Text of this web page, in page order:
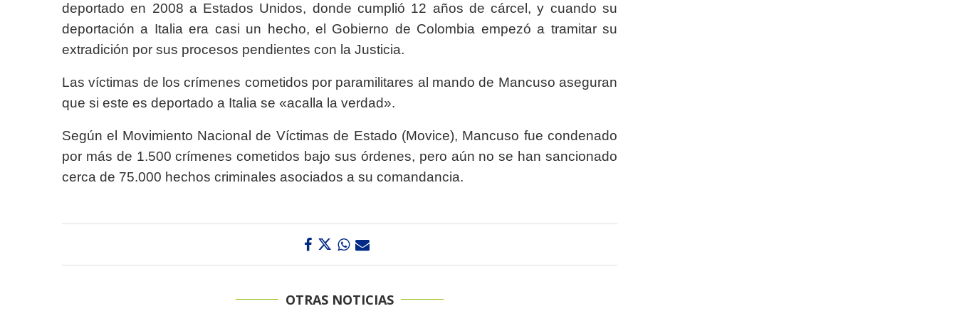
deportado en 2008 a Estados Unidos, donde cumplió 12 años de cárcel, y cuando su
deportación a Italia era casi un hecho, el Gobierno de Colombia empezó a tramitar su
extradición por sus procesos pendientes con la Justicia.
Las víctimas de los crímenes cometidos por paramilitares al mando de Mancuso aseguran
que si este es deportado a Italia se «acalla la verdad».
Según el Movimiento Nacional de Víctimas de Estado (Movice), Mancuso fue condenado
por más de 1.500 crímenes cometidos bajo sus órdenes, pero aún no se han sancionado
cerca de 75.000 hechos criminales asociados a su comandancia.
OTRAS NOTICIAS